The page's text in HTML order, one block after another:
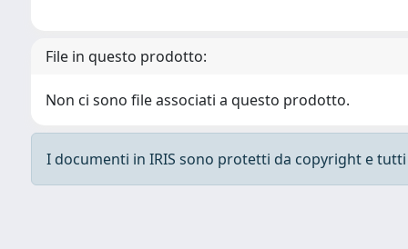
File in questo prodotto:
Non ci sono file associati a questo prodotto.
I documenti in IRIS sono protetti da copyright e